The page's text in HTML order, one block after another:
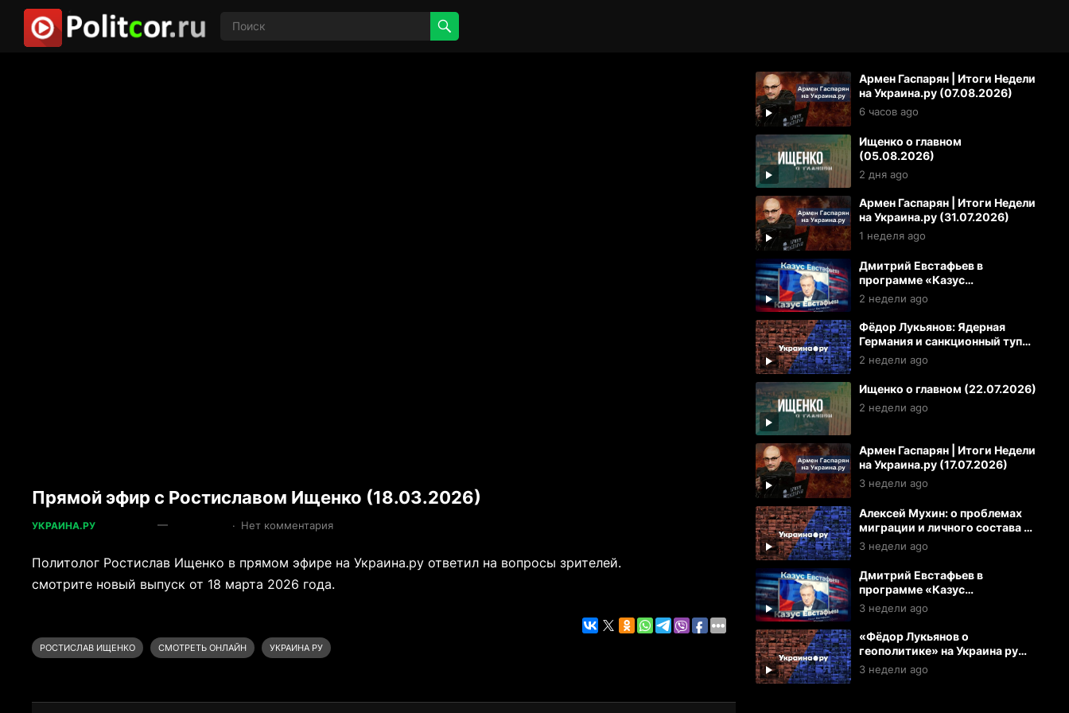
Прямой эфир с Ростиславом Ищенко (18.03.2026)
УКРАИНА.РУ — · Нет комментария
Политолог Ростислав Ищенко в прямом эфире на Украина.ру ответил на вопросы зрителей.
смотрите новый выпуск от 18 марта 2026 года.
РОСТИСЛАВ ИЩЕНКО СМОТРЕТЬ ОНЛАЙН УКРАИНА РУ
Армен Гаспарян | Итоги Недели
на Украина.ру (07.08.2026)
6 часов ago
Ищенко о главном
(05.08.2026)
2 дня ago
Армен Гаспарян | Итоги Недели
на Украина.ру (31.07.2026)
1 неделя ago
Дмитрий Евстафьев в
программе «Казус
Евстафьева» (24.07.2026)
2 недели ago
Фёдор Лукьянов: Ядерная
Германия и санкционный тупик
ЕС. К чему готовиться России
и Украине
2 недели ago
Ищенко о главном (22.07.2026)
2 недели ago
Армен Гаспарян | Итоги Недели
на Украина.ру (17.07.2026)
3 недели ago
Алексей Мухин: о проблемах
миграции и личного состава в
ВСУ
3 недели ago
Дмитрий Евстафьев в
программе «Казус
Евстафьева» на Рутуб
(17.07.2026)
3 недели ago
«Фёдор Лукьянов о
геополитике» на Украина ру
(16.07.2026)
3 недели ago